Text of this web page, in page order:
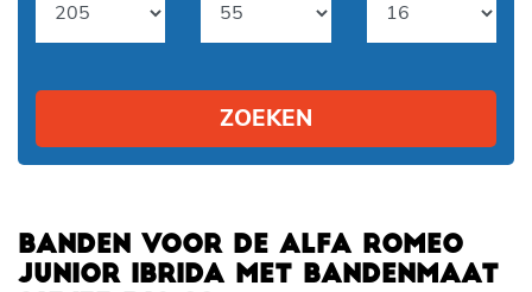
ZOEKEN
BANDEN VOOR DE ALFA ROMEO
JUNIOR IBRIDA MET BANDENMAAT